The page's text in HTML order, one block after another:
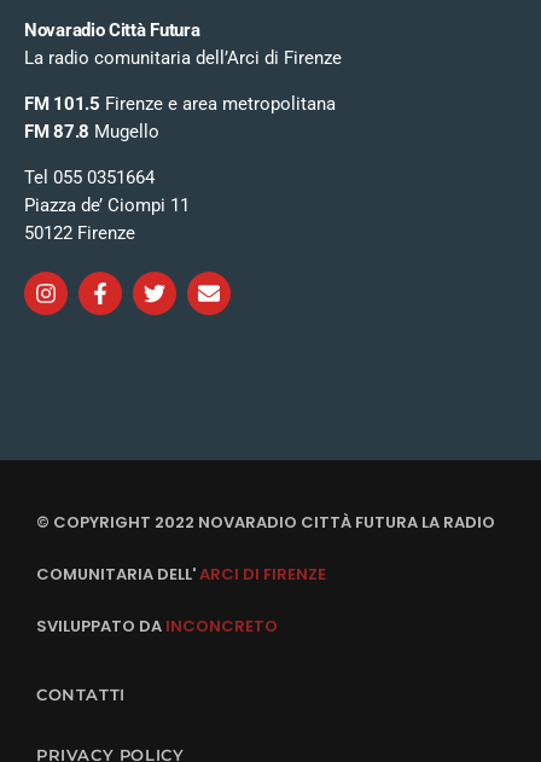
Novaradio Città Futura
La radio comunitaria dell’Arci di Firenze
FM 101.5 Firenze e area metropolitana
FM 87.8 Mugello
Tel 055 0351664
Piazza de’ Ciompi 11
50122 Firenze
© COPYRIGHT 2022 NOVARADIO CITTÀ FUTURA LA RADIO
COMUNITARIA DELL'ARCI DI FIRENZE
SVILUPPATO DA INCONCRETO
CONTATTI
PRIVACY POLICY